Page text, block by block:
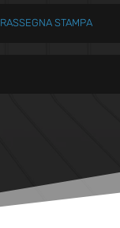
RASSEGNA STAMPA